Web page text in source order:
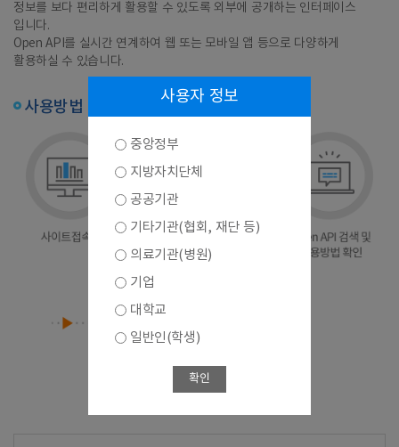
정보를 보다 편리하게 활용할 수 있도록 외부에 공개하는 인터페이스
입니다.
Open API를 실시간 연계하여 웹 또는 모바일 앱 등으로 다양하게
활용하실 수 있습니다.
사용방법
사용자 정보
중앙정부
지방자치단체
공공기관
기타기관(협회, 재단 등)
의료기관(병원)
기업
대학교
일반인(학생)
확인